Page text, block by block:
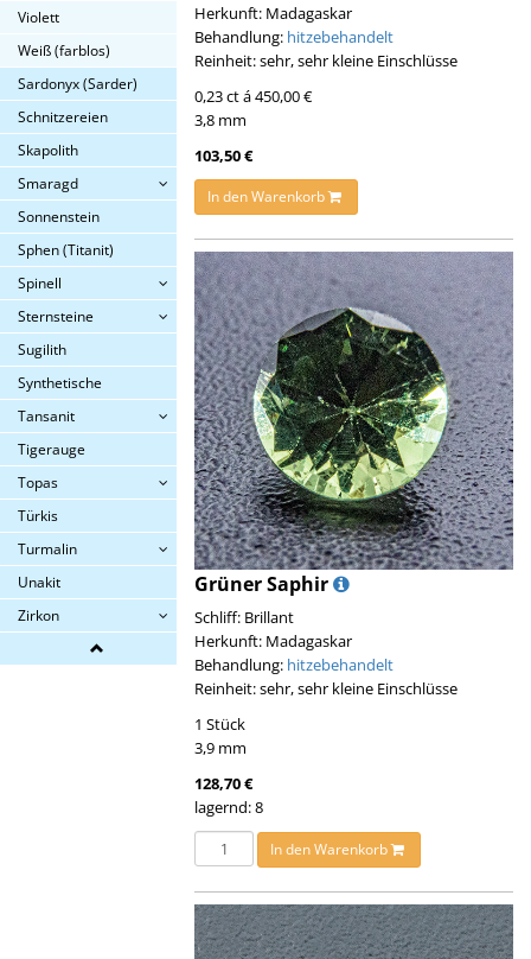
Violett
Weiß (farblos)
Sardonyx (Sarder)
Schnitzereien
Skapolith
Smaragd
Sonnenstein
Sphen (Titanit)
Spinell
Sternsteine
Sugilith
Synthetische
Tansanit
Tigerauge
Topas
Türkis
Turmalin
Unakit
Zirkon
Herkunft: Madagaskar
Behandlung: hitzebehandelt
Reinheit: sehr, sehr kleine Einschlüsse
0,23 ct á 450,00 €
3,8 mm
103,50 €
In den Warenkorb
Grüner Saphir
Schliff: Brillant
Herkunft: Madagaskar
Behandlung: hitzebehandelt
Reinheit: sehr, sehr kleine Einschlüsse
1 Stück
3,9 mm
128,70 €
lagernd: 8
In den Warenkorb